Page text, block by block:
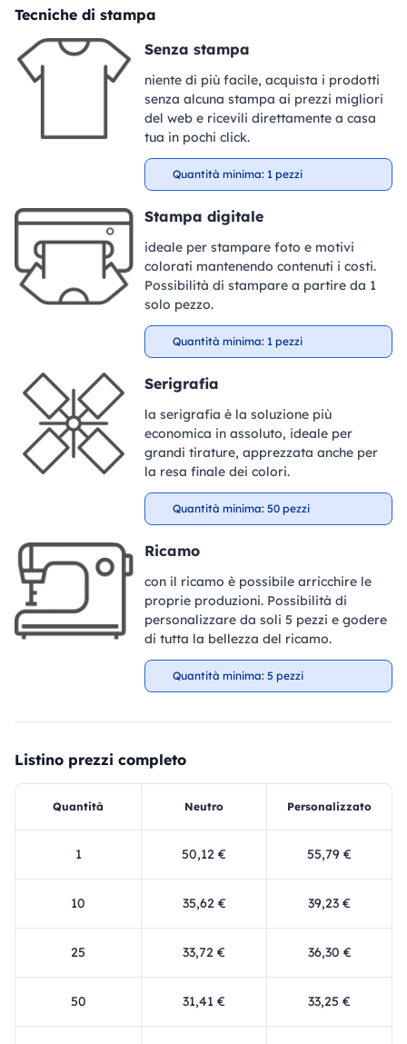
Tecniche di stampa
Senza stampa
niente di più facile, acquista i prodotti
senza alcuna stampa ai prezzi migliori
del web e ricevili direttamente a casa
tua in pochi click.
Quantità minima: 1 pezzi
Stampa digitale
ideale per stampare foto e motivi
colorati mantenendo contenuti i costi.
Possibilità di stampare a partire da 1
solo pezzo.
Quantità minima: 1 pezzi
Serigrafia
la serigrafia è la soluzione più
economica in assoluto, ideale per
grandi tirature, apprezzata anche per
la resa finale dei colori.
Quantità minima: 50 pezzi
Ricamo
con il ricamo è possibile arricchire le
proprie produzioni. Possibilità di
personalizzare da soli 5 pezzi e godere
di tutta la bellezza del ricamo.
Quantità minima: 5 pezzi
Listino prezzi completo
Quantità Neutro Personalizzato
1 50,12 € 55,79 €
10 35,62 € 39,23 €
25 33,72 € 36,30 €
50 31,41 € 33,25 €